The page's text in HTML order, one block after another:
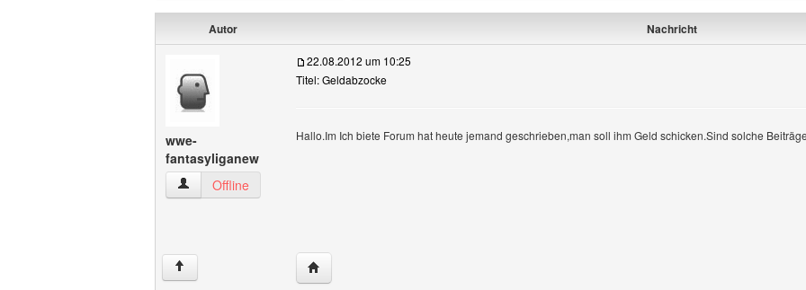
Autor Nachricht
wwe-
fantasyliganew
wwe-fantasyliganew Benutzer-Profile anzeigen
Offline
22.08.2012 um 10:25
Titel: Geldabzocke
Hallo.Im Ich biete Forum hat heute jemand geschrieben,man soll ihm Geld schicken.Sind solche
↑ Website dieses Benutzers besuchen: wwe-fantasyliganew